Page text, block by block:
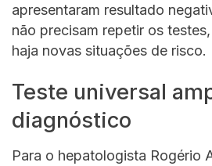
apresentaram resultado
não precisam repetir os
haja novas situações de risco.
Teste universal
diagnóstico
Para o hepatologista Rogério